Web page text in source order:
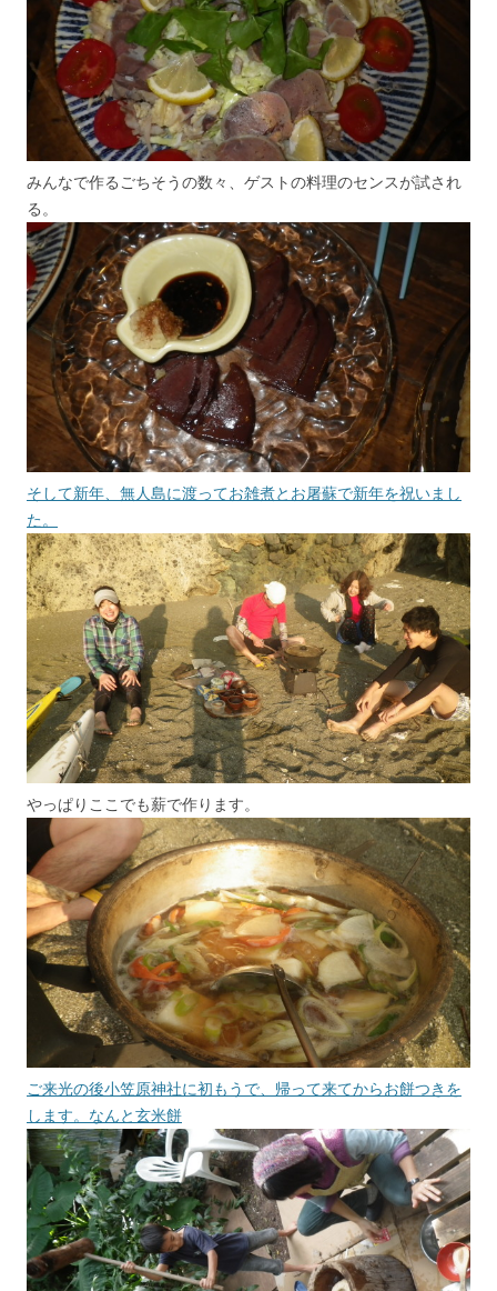
みんなで作るごちそうの数々、ゲストの料理のセンスが試され
る。
そして新年、無人島に渡ってお雑煮とお屠蘇で新年を祝いまし
た。
やっぱりここでも薪で作ります。
ご来光の後小笠原神社に初もうで、帰って来てからお餅つきを
します。なんと玄米餅